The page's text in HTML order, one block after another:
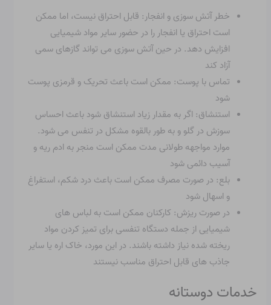
خطر آتش سوزی و انفجار: قابل احتراق نیست، اما ممکن
است احتراق یا انفجار را در حضور سایر مواد شیمیایی
افزایش دهد. در حین آتش سوزی می تواند گازهای سمی
آزاد کند
تماس با پوست: ممکن است باعث تحریک و قرمزی پوست
شود
استنشاق: اگر به مقدار زیاد استنشاق شود باعث احساس
سوزش در گلو و به طور بالقوه مشکل در تنفس می شود.
موارد مواجهه طولانی مدت ممکن است منجر به ادم ریه و
آسیب دائمی شود
بلع: در صورت مصرف ممکن است باعث درد شکم، استفراغ
و اسهال شود
در صورت ریزش: کارکنان ممکن است به لباس های
شیمیایی از جمله دستگاه تنفسی برای تمیز کردن مواد
ریخته شده نیاز داشته باشند. در این مورد، خاک اره یا سایر
جاذب های قابل احتراق مناسب نیستند
خدمات دوستانه